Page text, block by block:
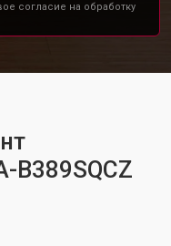
согласие на обработку
B389SQCZ